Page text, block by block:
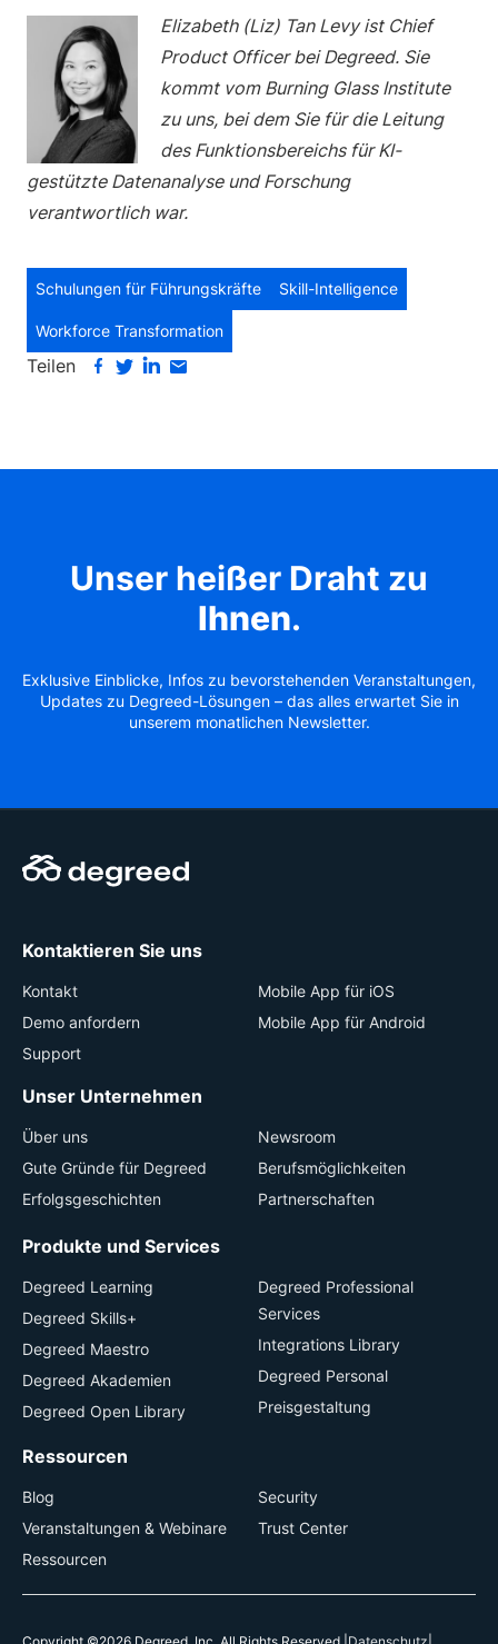
Elizabeth (Liz) Tan Levy ist Chief
Product Officer bei Degreed. Sie
kommt vom Burning Glass Institute
zu uns, bei dem Sie für die Leitung
des Funktionsbereichs für KI-
gestützte Datenanalyse und Forschung
verantwortlich war.
Schulungen für Führungskräfte Skill-Intelligence
Workforce Transformation
Teilen
Unser heißer Draht zu
Ihnen.
Exklusive Einblicke, Infos zu bevorstehenden Veranstaltungen,
Updates zu Degreed-Lösungen – das alles erwartet Sie in
unserem monatlichen Newsletter.
Kontaktieren Sie uns
Kontakt
Demo anfordern
Support
Mobile App für iOS
Mobile App für Android
Unser Unternehmen
Über uns
Gute Gründe für Degreed
Erfolgsgeschichten
Newsroom
Berufsmöglichkeiten
Partnerschaften
Produkte und Services
Degreed Learning
Degreed Skills+
Degreed Maestro
Degreed Akademien
Degreed Open Library
Degreed Professional
Services
Integrations Library
Degreed Personal
Preisgestaltung
Ressourcen
Blog
Veranstaltungen & Webinare
Ressourcen
Security
Trust Center